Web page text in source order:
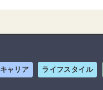
キャリア ライフスタイル